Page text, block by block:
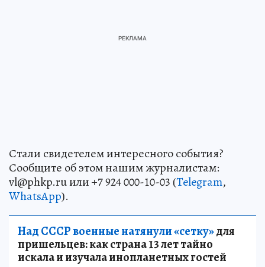
Стали свидетелем интересного события?
Сообщите об этом нашим журналистам:
vl@phkp.ru или +7 924 000-10-03 (Telegram,
WhatsApp).
Над СССР военные натянули «сетку»для
пришельцев: как страна 13 лет тайно
искала и изучала инопланетных гостей